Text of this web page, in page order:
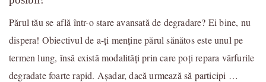
Părul tău se află într-o stare avansată de degradare? Ei bine, nu
dispera! Obiectivul de a-ți menține părul sănătos este unul pe
termen lung, însă există modalități prin care poți repara vârfurile
degradate foarte rapid. Așadar, dacă urmează să participi …